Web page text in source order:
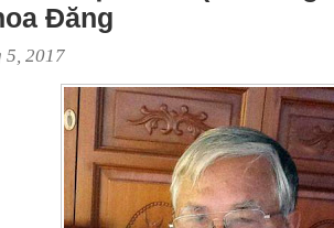
Đăng
5, 2017